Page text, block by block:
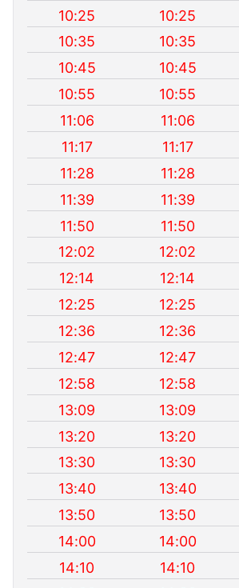
10:25 10:25
10:35
10:35
10:45
10:45
10:55
10:55
11:06
11:06
11:17
11:17
11:28
11:28
11:39
11:39
11:50
11:50
12:02
12:02
12:14
12:14
12:25
12:25
12:36
12:36
12:47
12:47
12:58
12:58
13:09
13:09
13:20
13:20
13:30
13:30
13:40
13:40
13:50
13:50
14:00
14:00
14:10
14:10